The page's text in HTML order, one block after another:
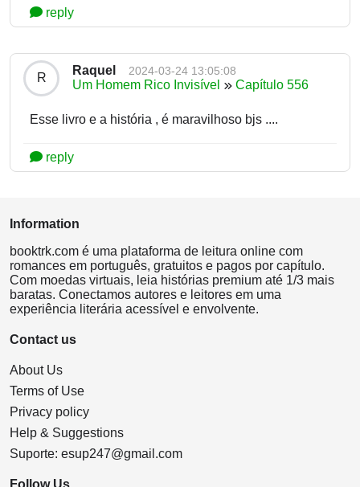
reply
R
Raquel 2024-03-24 13:05:08
Um Homem Rico Invisível Capítulo 556
Esse livro e a história , é maravilhoso bjs ....
reply
Information
booktrk.com é uma plataforma de leitura online com
romances em português, gratuitos e pagos por capítulo.
Com moedas virtuais, leia histórias premium até 1/3 mais
baratas. Conectamos autores e leitores em uma
experiência literária acessível e envolvente.
Contact us
About Us
Terms of Use
Privacy policy
Help & Suggestions
Suporte: esup247@gmail.com
Follow Us